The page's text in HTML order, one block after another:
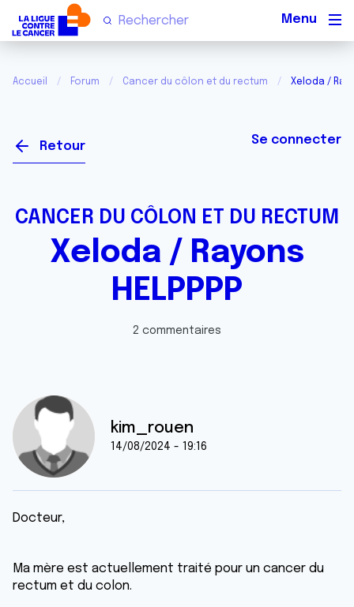
Accueil Forum Cancer du côlon et du rectum Xeloda /
Retour Se connecter
CANCER DU CÔLON ET DU RECTUM
Xeloda / Rayons
HELPPPP
2 commentaires
kim_rouen
14/08/2024 - 19:16
Docteur,
Ma mère est actuellement traité pour un cancer du
rectum et du colon.